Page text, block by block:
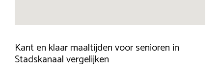
Kant en klaar maaltijden voor senioren in
Stadskanaal vergelijken